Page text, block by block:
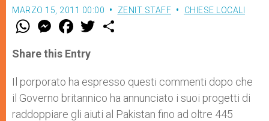
MARZO 15, 2011 00:00 ZENIT STAFF CHIESE LOCALI
W
t
s
p
p
M
e
s
e
g
e
r
F
a
e
b
o
k
w
r
Share this Entry
Il porporato ha espresso questi commenti dopo che
il Governo britannico ha annunciato i suoi progetti di
raddoppiare gli aiuti al Pakistan fino ad oltre 445